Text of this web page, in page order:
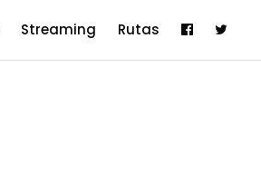
Streaming Rutas